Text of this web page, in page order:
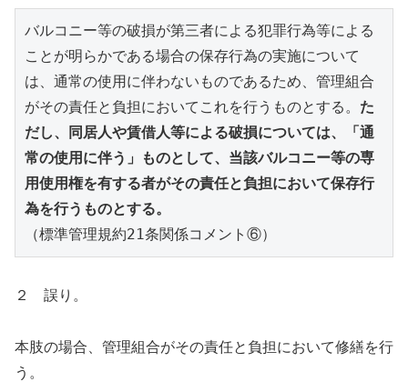
バルコニー等の破損が第三者による犯罪行為等による
ことが明らかである場合の保存行為の実施について
は、通常の使用に伴わないものであるため、管理組合
がその責任と負担においてこれを行うものとする。 た
だし、同居人や賃借人等による破損については、「通
常の使用に伴う」ものとして、当該バルコニー等の専
用使用権を有する者がその責任と負担において保存行
為を行うものとする。
（標準管理規約21条関係コメント⑥）
２ 誤り。
本肢の場合、管理組合がその責任と負担において修繕を行
う。